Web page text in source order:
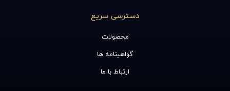
دسترسی سریع
محصولات
گواهینامه ها
ارتباط با ما